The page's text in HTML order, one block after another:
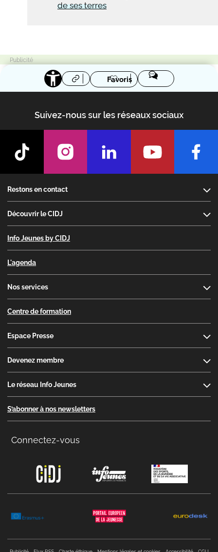
de ses terres
Favoris
Suivez-nous sur les réseaux sociaux
Restons en contact
Découvrir le CIDJ
Info Jeunes by CIDJ
L'agenda
Nos services
Centre de formation
Espace Presse
Devenez membre
Le réseau Info Jeunes
S’abonner à nos newsletters
Connectez-vous